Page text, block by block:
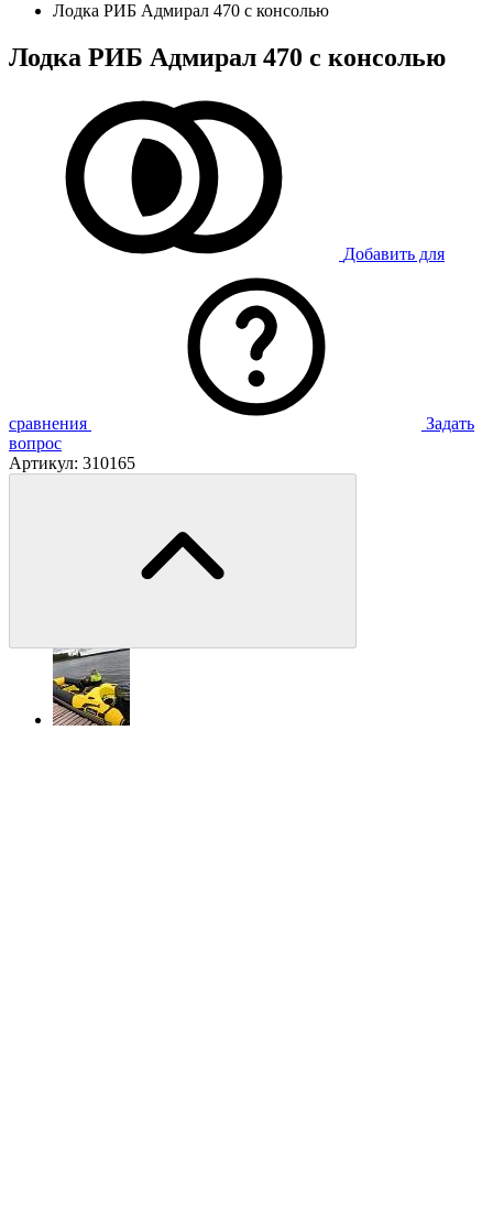
Лодка РИБ Адмирал 470 с консолью
Лодка РИБ Адмирал 470 с консолью
Добавить для
сравнения
Задать
вопрос
Артикул: 310165